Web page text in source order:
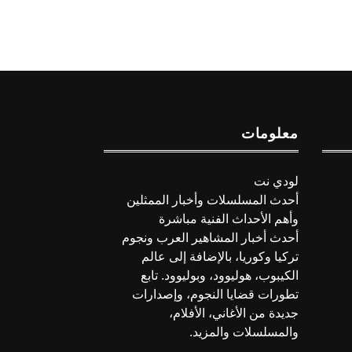
معلومات
لودي نت
أحدث المسلسلات وأخبار الممثلين
وأهم الأحداث الفنية مباشرة
أحدث أخبار المشاهير العرب ونجوم
تركيا وكوريا، بالإضافة إلى عالم
الكيبوب، هوليوود، وبوليوود. تابع
تطورات قضايا النجوم، وإصدارات
جديدة من الأغاني، الأفلام،
والمسلسلات والمزيد.